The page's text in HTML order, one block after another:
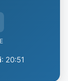
: 20:51